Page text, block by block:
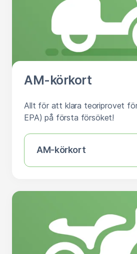
AM-körkort
Allt för att klara teoriprovet
EPA) på första försöket!
AM-körkort